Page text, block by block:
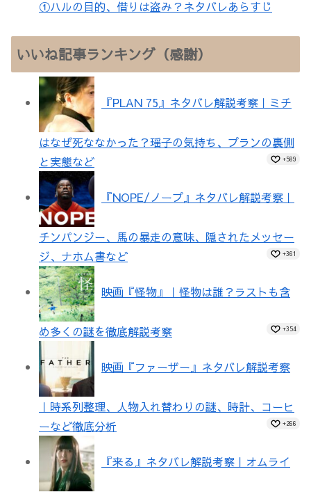
①ハルの目的、借りは盗み？ネタバレあらすじ
いいね記事ランキング（感謝）
『PLAN 75』ネタバレ解説考察｜ミチ
はなぜ死ななかった？瑶子の気持ち、プランの裏側
と実態など
+589
『NOPE/ノープ』ネタバレ解説考察｜
チンパンジー、馬の暴走の意味、隠されたメッセー
ジ、ナホム書など
+361
映画『怪物』｜怪物は誰？ラストも含
め多くの謎を徹底解説考察 +354
映画『ファーザー』ネタバレ解説考察
｜時系列整理、人物入れ替わりの謎、時計、コーヒ
ーなど徹底分析
+266
『来る』ネタバレ解説考察｜オムライ